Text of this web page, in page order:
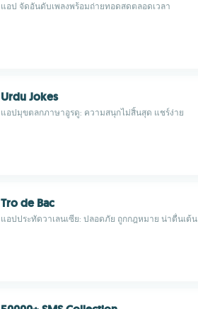
แอป จัดอันดับเพลงพร้อมถ่ายทอดสดตลอดเวลา
Urdu Jokes
แอปมุขตลกภาษาอูรดู: ความสนุกไม่สิ้นสุด แชร์ง่าย
Tro de Bac
แอปประทัดวาเลนเซีย: ปลอดภัย ถูกกฎหมาย น่าตื่นเต้น